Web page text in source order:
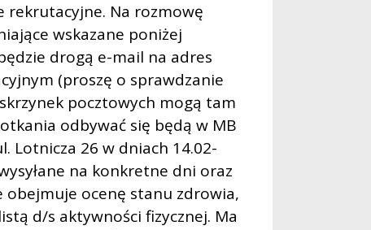
Na rozmowę
wskazane poniżej
drogą e-mail na adres
(proszę o sprawdzanie
pocztowych mogą tam
odbywać się będą w MB
Lotnicza 26 w dniach 14.02-
na konkretne dni oraz
ocenę stanu zdrowia,
d/s aktywności fizycznej. Ma